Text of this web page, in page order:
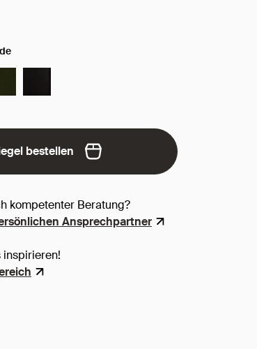
/ Farbe:
bestellen
kompetenter Beratung?
Ansprechpartner
inspirieren!